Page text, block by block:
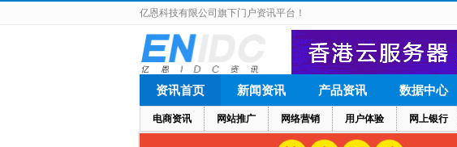
亿恩科技有限公司旗下门户资讯平台！
资讯首页
电商资讯 网站推广 网络营销 用户体验 网上银行
新闻资讯 产品资讯 数据中心